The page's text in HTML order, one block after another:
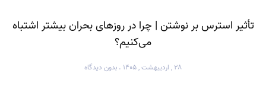
تأثیر استرس بر نوشتن | چرا در روزهای بحران بیشتر اشتباه
می‌کنیم؟
۲۸ , اردیبهشت , ۱۴۰۵ بدون دیدگاه